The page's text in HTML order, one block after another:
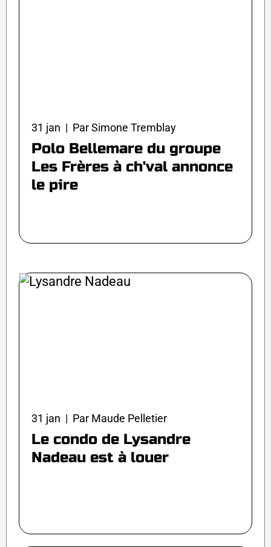
31 jan | Par Simone Tremblay
Polo Bellemare du groupe
Les Frères à ch'val annonce
le pire
31 jan | Par Maude Pelletier
Le condo de Lysandre
Nadeau est à louer